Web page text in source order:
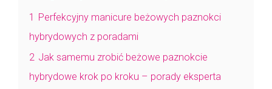
1 Perfekcyjny manicure beżowych paznokci
hybrydowych z poradami
2 Jak samemu zrobić beżowe paznokcie
hybrydowe krok po kroku – porady eksperta